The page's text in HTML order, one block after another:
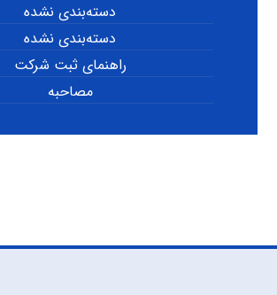
دسته‌بندی نشده
دسته‌بندی نشده
راهنمای ثبت شرکت
مصاحبه